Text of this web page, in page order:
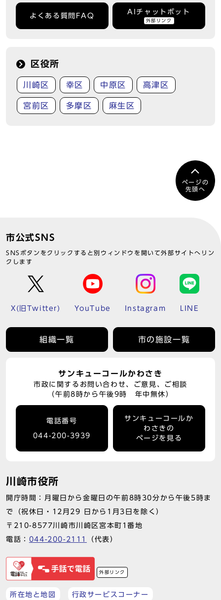
よくある質問FAQ
AIチャットボット
外部リンク
区役所
川崎区 幸区 中原区 高津区
宮前区 多摩区 麻生区
ページの
先頭へ
市公式SNS
SNSボタンをクリックすると別ウィンドウを開いて外部サイトへリン
クします
X(旧Twitter) YouTube Instagram LINE
組織一覧 市の施設一覧
サンキューコールかわさき
市政に関するお問い合わせ、ご意見、ご相談
（午前8時から午後9時 年中無休）
電話番号
044-200-3939
サンキューコールか
わさきの
ページを見る
川崎市役所
開庁時間：月曜日から金曜日の午前8時30分から午後5時ま
で（祝休日・12月29 日から1月3日を除く）
〒210-8577川崎市川崎区宮本町1番地
電話： 044-200-2111 （代表）
外部リンク
所在地と地図 行政サービスコーナー